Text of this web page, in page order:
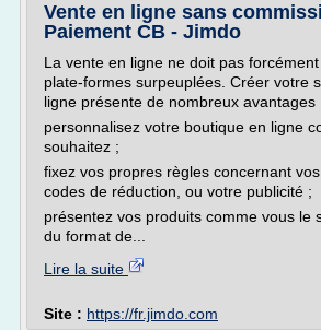
Vente en ligne sans
Paiement CB - Jimdo
La vente en ligne ne doit pas
plate-formes surpeuplées. Créer votre
ligne présente de nombreux avantages
personnalisez votre boutique en ligne
souhaitez ;
fixez vos propres règles concernant
codes de réduction, ou votre publicité ;
présentez vos produits comme vous le
du format de...
Lire la suite
Site : https://fr.jimdo.com